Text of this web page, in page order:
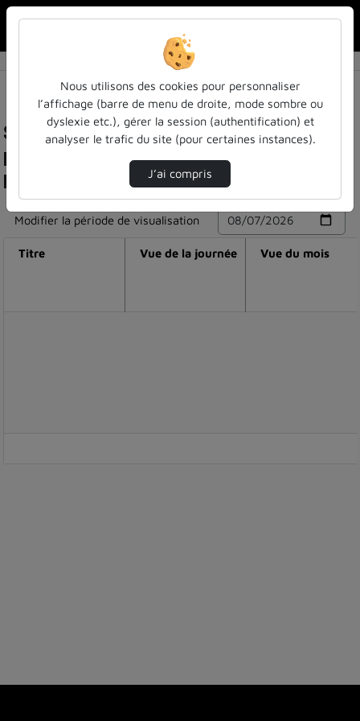
Statistiques de visualisation de la vidéo La
place singulière des bibliothèques dans les
pratiques culturelles
Modifier la période de visualisation
Titre Vue de la journée Vue du mois
Nous utilisons des cookies pour personnaliser
l’affichage (barre de menu de droite, mode sombre ou
dyslexie etc.), gérer la session (authentification) et
analyser le trafic du site (pour certaines instances).
J’ai compris